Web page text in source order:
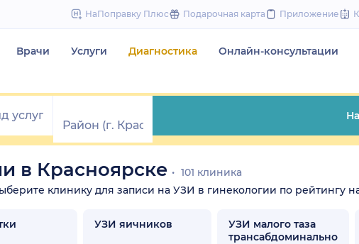
to
НаПоправку Плюс Подарочная карта Приложение
Врачи Услуги Диагностика Онлайн-консультации
в Красноярске
101 клиника
клинику для записи на УЗИ в гинекологии по рейтингу
УЗИ яичников
УЗИ малого таза
трансабдоминально